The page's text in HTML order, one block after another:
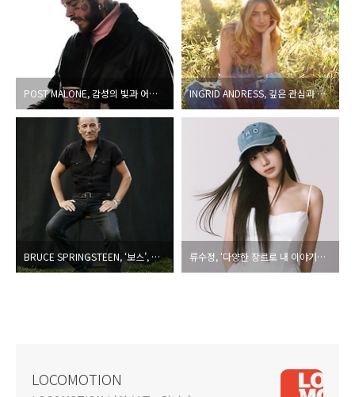
POST MALONE, 감성의 빛과 어둠을 두루 풀어놓는 신작 INGRID ANDRESS, 깊은 관심과 성과에 안주하지 않고 발표한 또 한 번의 실험작
BRUCE SPRINGSTEEN, ‘보스’, 부드럽고 따뜻한 목소리로 솔의 고전을 노래하다 류수정, ‘다양한 장르로 내 이야기를 들려주는 가수’를 꿈꾸다
LOCOMOTION